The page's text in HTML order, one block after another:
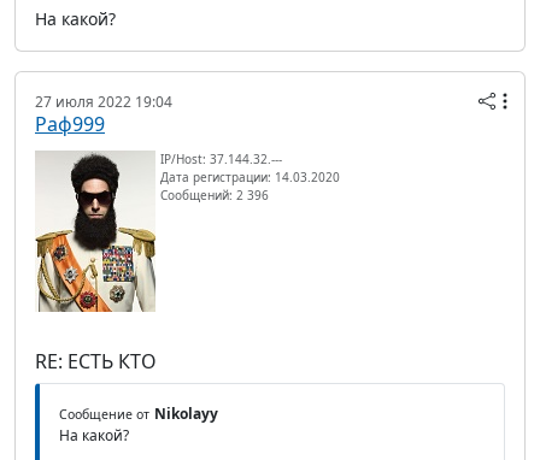
На какой?
27 июля 2022 19:04
Раф999
IP/Host: 37.144.32.---
Дата регистрации: 14.03.2020
Сообщений: 2 396
RE: ЕСТЬ КТО
Сообщение от Nikolayy
На какой?